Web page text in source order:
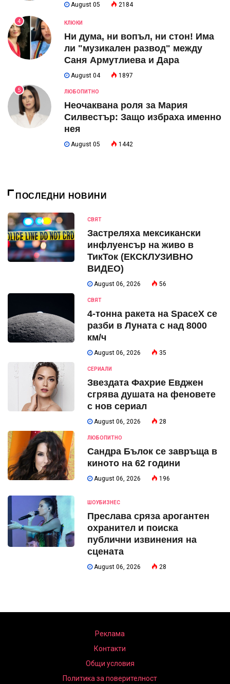
August 05 2184
4 КЛЮКИ
Ни дума, ни вопъл, ни стон! Има
ли "музикален развод" между
Саня Армутлиева и Дара
August 04 1897
5 ЛЮБОПИТНО
Неочаквана роля за Мария
Силвестър: Защо избраха именно
нея
August 05 1442
ПОСЛЕДНИ НОВИНИ
СВЯТ
Застреляха мексикански
инфлуенсър на живо в
ТикТок (ЕКСКЛУЗИВНО
ВИДЕО)
August 06, 2026 56
СВЯТ
4-тонна ракета на SpaceX се
разби в Луната с над 8000
км/ч
August 06, 2026 35
СЕРИАЛИ
Звездата Фахрие Евджен
сгрява душата на феновете
с нов сериал
August 06, 2026 28
ЛЮБОПИТНО
Сандра Бълок се завръща в
киното на 62 години
August 06, 2026 196
ШОУБИЗНЕС
Преслава сряза арогантен
охранител и поиска
публични извинения на
сцената
August 06, 2026 28
Реклама
Контакти
Общи условия
Политика за поверителност